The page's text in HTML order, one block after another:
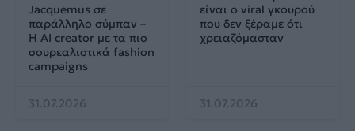
Jacquemus σε
παράλληλο σύμπαν –
Η AI creator με τα πιο
σουρεαλιστικά fashion
campaigns
31.07.2026
είναι ο viral γκουρού
που δεν ξέραμε ότι
χρειαζόμασταν
31.07.2026